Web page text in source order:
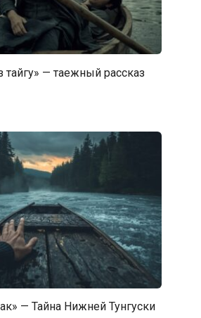
тайгу» — таежный рассказ
— Тайна Нижней Тунгуски